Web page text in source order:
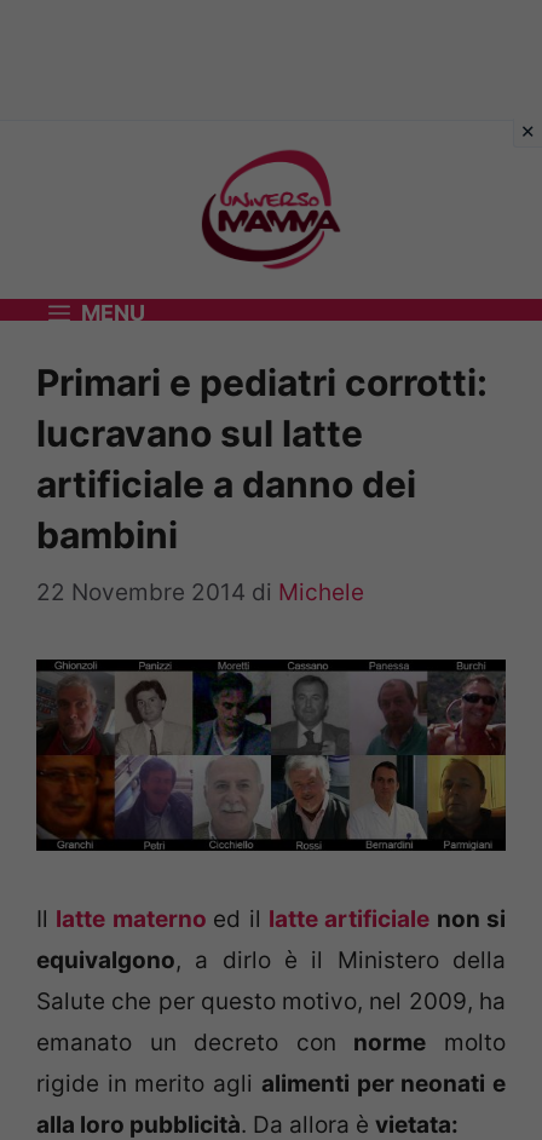
MENU
Primari e pediatri corrotti:
lucravano sul latte
artificiale a danno dei
bambini
22 Novembre 2014 di Michele
Il latte materno ed il latte artificiale non si
equivalgono, a dirlo è il Ministero della
Salute che per questo motivo, nel 2009, ha
emanato un decreto con norme molto
rigide in merito agli alimenti per neonati e
alla loro pubblicità. Da allora è vietata: